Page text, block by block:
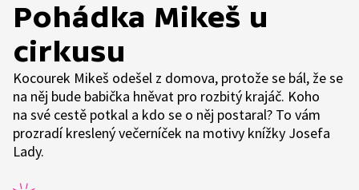
Pohádka Mikeš u
cirkusu
Kocourek Mikeš odešel z domova, protože se bál, že se
na něj bude babička hněvat pro rozbitý krajáč. Koho
na své cestě potkal a kdo se o něj postaral? To vám
prozradí kreslený večerníček na motivy knížky Josefa
Lady.